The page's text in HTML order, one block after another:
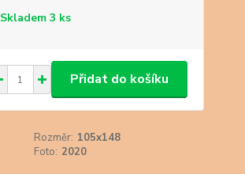
Skladem 3 ks
Přidat do košíku
Rozměr: 105x148
Foto: 2020